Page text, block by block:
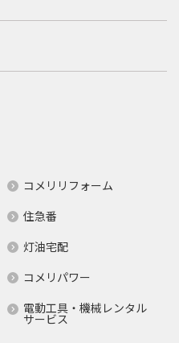
コメリリフォーム
住急番
灯油宅配
コメリパワー
電動工具・機械レンタル
サービス